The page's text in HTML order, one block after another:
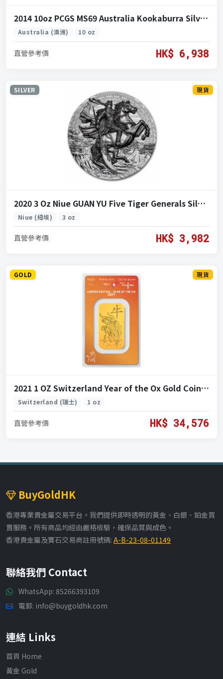
2014 10oz PCGS MS69 Australia Kookaburra Silver Coin (2014 澳洲 笑翠鳥 銀 10盎司)
Australia (澳洲) 10 oz
直營參考價 HK$ 6,938
SILVER 現貨
2020 3 Oz Niue GUAN YU Five Tiger Generals Silver Coin (2020 紐埃 關羽五虎將 銀幣 3盎司)
Niue (紐埃) 3 oz
直營參考價 HK$ 3,982
GOLD 現貨
2021 1 OZ Switzerland Year of the Ox Gold Coin (2021 瑞士 瑞牛年 黃金 1盎司)
Switzerland (瑞士) 1 oz
直營參考價 HK$ 34,576
BuyGoldHK
香港專業貴金屬交易平台。我們提供即時透明的黃金、白銀、鉑金買
賣服務。所有商品均經由嚴格檢驗，確保品質與成色。
香港貴金屬及寶石交易商註冊號碼: A-B-23-08-01149
聯絡我們 Contact
WhatsApp: 85266393109
電郵: info@buygoldhk.com
連結 Links
首頁 Home
黃金 Gold